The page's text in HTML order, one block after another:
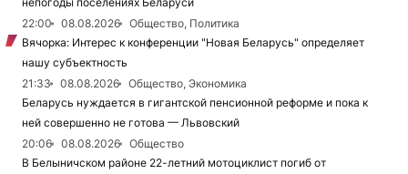
22:00
08.08.2026
Общество, Политика
Вячорка: Интерес к конференции "Новая Беларусь" определяет
нашу субъектность
21:33
08.08.2026
Общество, Экономика
Беларусь нуждается в гигантской пенсионной реформе и пока к
ней совершенно не готова — Львовский
20:06
08.08.2026
Общество
В Белыничском районе 22-летний мотоциклист погиб от